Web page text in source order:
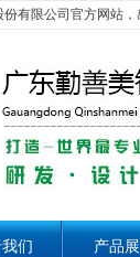
有限公司官方网站，
们 产品